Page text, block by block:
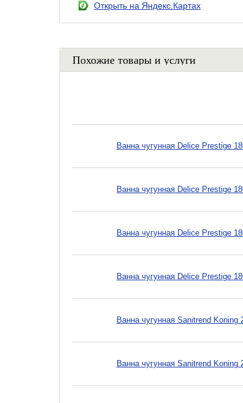
Открыть на Яндекс.Картах
Похожие товары и услуги
Ванна чугунная Delice Prestige
Ванна чугунная Delice Prestige
Ванна чугунная Delice Prestige
Ванна чугунная Delice Prestige
Ванна чугунная Sanitrend Koning
Ванна чугунная Sanitrend